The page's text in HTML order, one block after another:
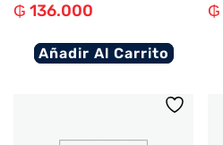
₲ 136.000
Añadir Al Carrito
₲